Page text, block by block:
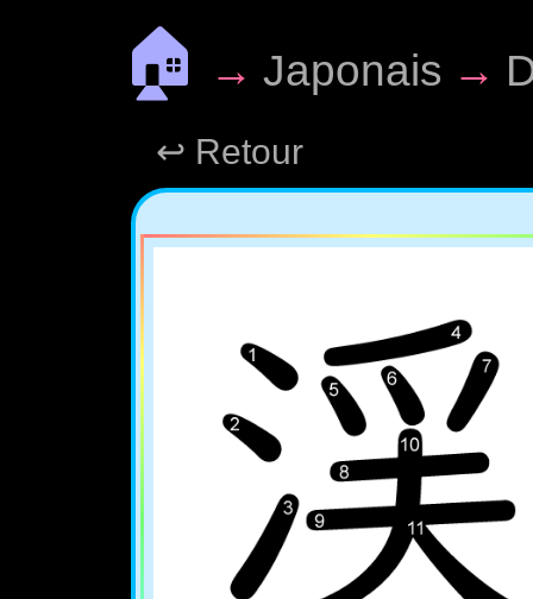
🏠 → Japonais →
↩ Retour